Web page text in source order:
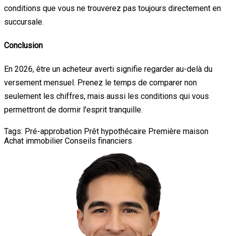
conditions que vous ne trouverez pas toujours directement en
succursale.
Conclusion
En 2026, être un acheteur averti signifie regarder au-delà du
versement mensuel. Prenez le temps de comparer non
seulement les chiffres, mais aussi les conditions qui vous
permettront de dormir l'esprit tranquille.
Tags: Pré-approbation Prêt hypothécaire Première maison
Achat immobilier Conseils financiers